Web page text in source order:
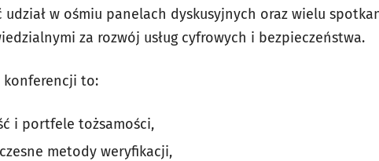
udział w ośmiu panelach dyskusyjnych oraz wielu
za rozwój usług cyfrowych i bezpieczeństwa.
konferencji to:
i portfele tożsamości,
metody weryfikacji,